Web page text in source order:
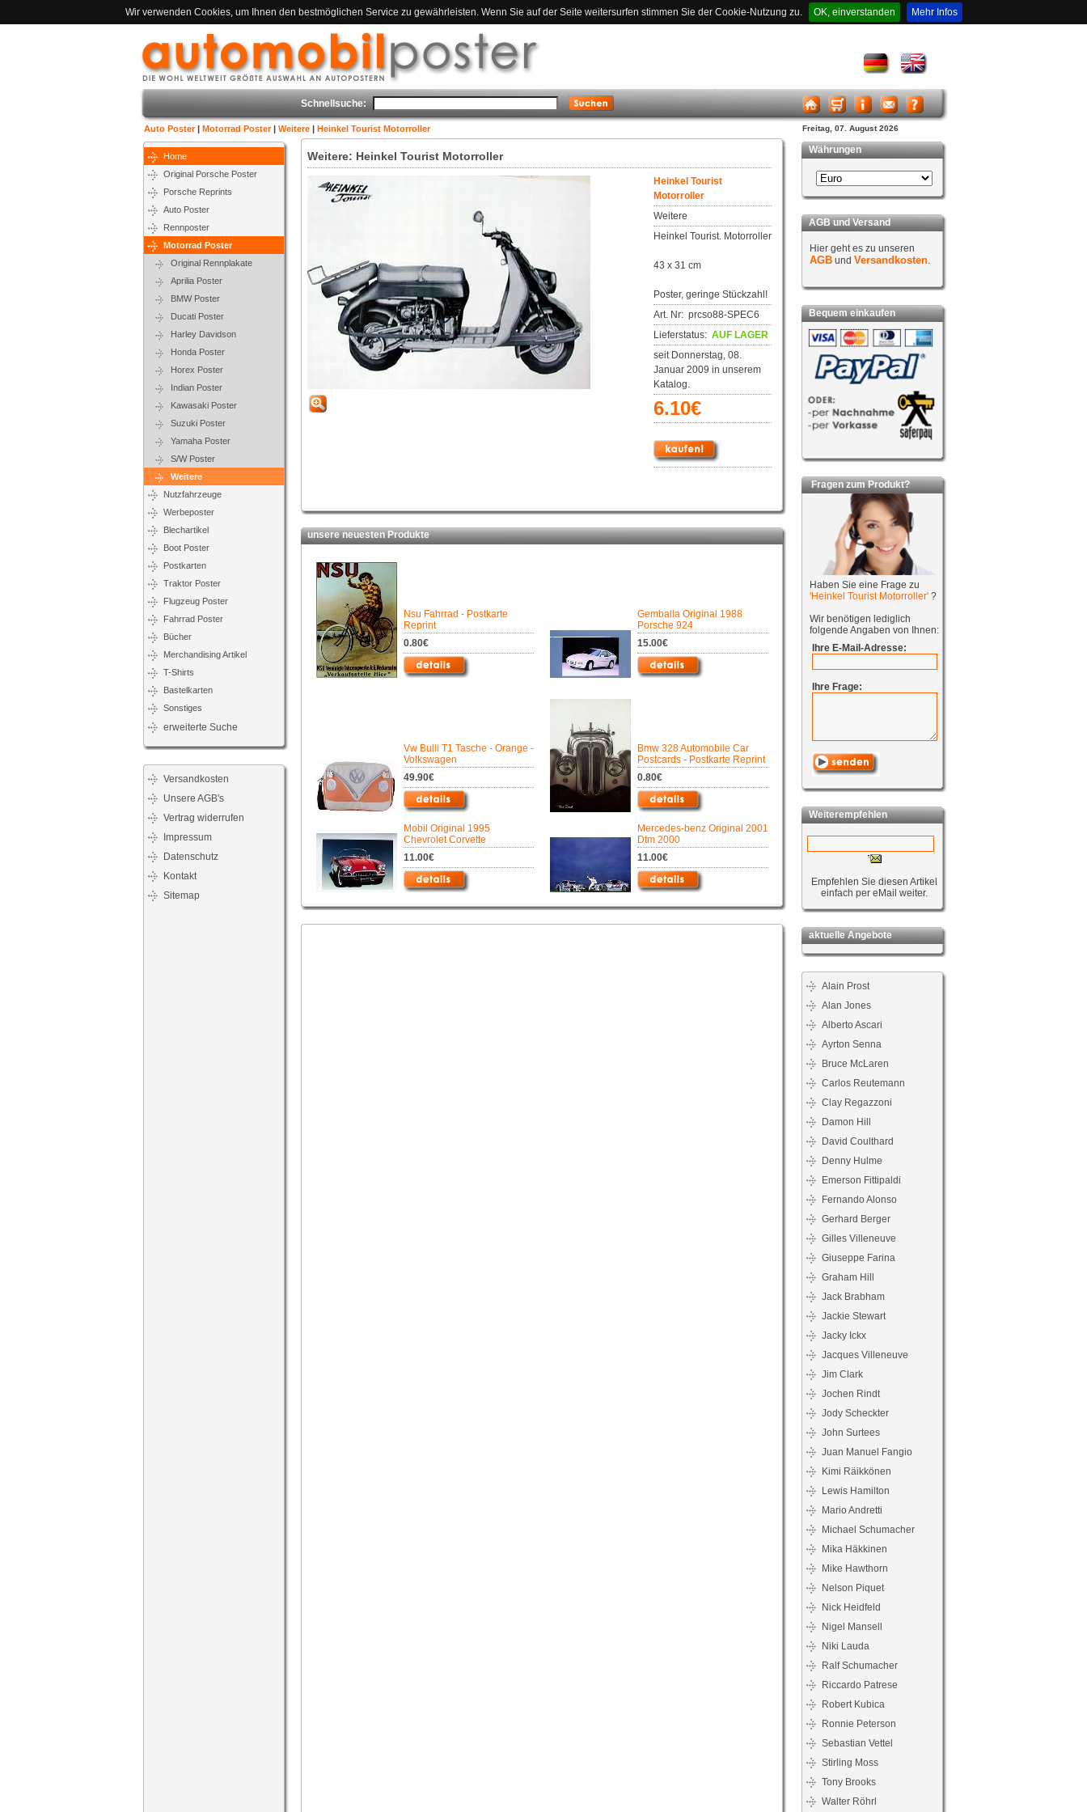
Wir verwenden Cookies, um Ihnen den bestmöglichen Service zu gewährleisten. Wenn Sie auf der Seite weitersurfen stimmen Sie der Cookie-Nutzung zu. OK, einverstanden Mehr Infos
Schnellsuche:
Auto Poster| Motorrad Poster| Weitere | Heinkel Tourist Motorroller Freitag, 07. August 2026
Home
Original Porsche Poster
Porsche Reprints
Auto Poster
Rennposter
Motorrad Poster
Original Rennplakate
Aprilia Poster
BMW Poster
Ducati Poster
Harley Davidson
Honda Poster
Horex Poster
Indian Poster
Kawasaki Poster
Suzuki Poster
Yamaha Poster
S/W Poster
Weitere
Nutzfahrzeuge
Werbeposter
Blechartikel
Boot Poster
Postkarten
Traktor Poster
Flugzeug Poster
Fahrrad Poster
Bücher
Merchandising Artikel
T-Shirts
Bastelkarten
Sonstiges
erweiterte Suche
Versandkosten
Unsere AGB's
Vertrag widerrufen
Impressum
Datenschutz
Kontakt
Sitemap
Weitere: Heinkel Tourist Motorroller
Heinkel Tourist
Motorroller
Weitere
Heinkel Tourist. Motorroller
43 x 31 cm
Poster, geringe Stückzahl!
Art. Nr: prcso88-SPEC6
Lieferstatus: AUF LAGER
seit Donnerstag, 08.
Januar 2009 in unserem
Katalog.
6.10€
unsere neuesten Produkte
Nsu Fahrrad - Postkarte
Reprint
0.80€
Gemballa Original 1988
Porsche 924
15.00€
Vw Bulli T1 Tasche - Orange -
Volkswagen
49.90€
Bmw 328 Automobile Car
Postcards - Postkarte Reprint
0.80€
Mobil Original 1995
Chevrolet Corvette
11.00€
Mercedes-benz Original 2001
Dtm 2000
11.00€
Währungen
AGB und Versand
Hier geht es zu unseren
AGB und Versandkosten.
Bequem einkaufen
Fragen zum Produkt?
Haben Sie eine Frage zu
'Heinkel Tourist Motorroller' ?
Wir benötigen lediglich
folgende Angaben von Ihnen:
Ihre E-Mail-Adresse:
Ihre Frage:
Weiterempfehlen
Empfehlen Sie diesen Artikel
einfach per eMail weiter.
aktuelle Angebote
Alain Prost
Alan Jones
Alberto Ascari
Ayrton Senna
Bruce McLaren
Carlos Reutemann
Clay Regazzoni
Damon Hill
David Coulthard
Denny Hulme
Emerson Fittipaldi
Fernando Alonso
Gerhard Berger
Gilles Villeneuve
Giuseppe Farina
Graham Hill
Jack Brabham
Jackie Stewart
Jacky Ickx
Jacques Villeneuve
Jim Clark
Jochen Rindt
Jody Scheckter
John Surtees
Juan Manuel Fangio
Kimi Räikkönen
Lewis Hamilton
Mario Andretti
Michael Schumacher
Mika Häkkinen
Mike Hawthorn
Nelson Piquet
Nick Heidfeld
Nigel Mansell
Niki Lauda
Ralf Schumacher
Riccardo Patrese
Robert Kubica
Ronnie Peterson
Sebastian Vettel
Stirling Moss
Tony Brooks
Walter Röhrl